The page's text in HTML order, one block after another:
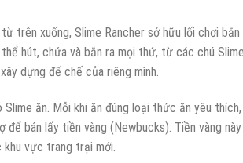
trên xuống, Slime Rancher sở hữu lối chơi
hút, chứa và bắn ra mọi thứ, từ các chú
dựng đế chế của riêng mình.
ăn. Mỗi khi ăn đúng loại thức ăn yêu
để bán lấy tiền vàng (Newbucks). Tiền vàng
khu vực trang trại mới.